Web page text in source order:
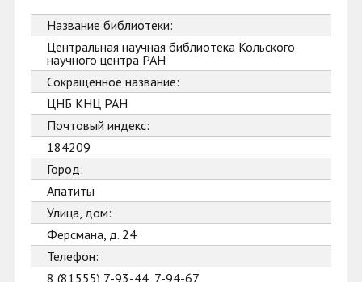
Название библиотеки:
Центральная научная библиотека Кольского
научного центра РАН
Сокращенное название:
ЦНБ КНЦ РАН
Почтовый индекс:
184209
Город:
Апатиты
Улица, дом:
Ферсмана, д. 24
Телефон:
8 (81555) 7-93-44, 7-94-67